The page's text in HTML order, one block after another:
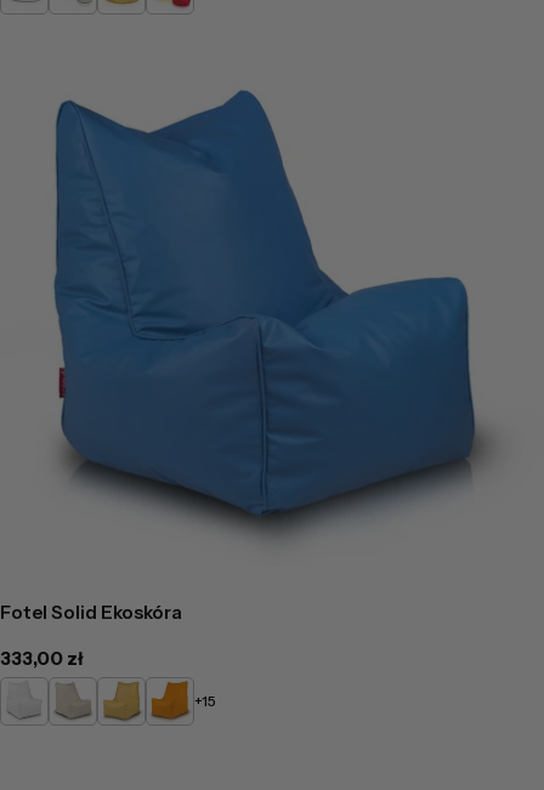
Fotel Solid Ekoskóra
Cena
regularna
333,00 zł
Biały
BeżowyŻółty Pomarańczowy
+15